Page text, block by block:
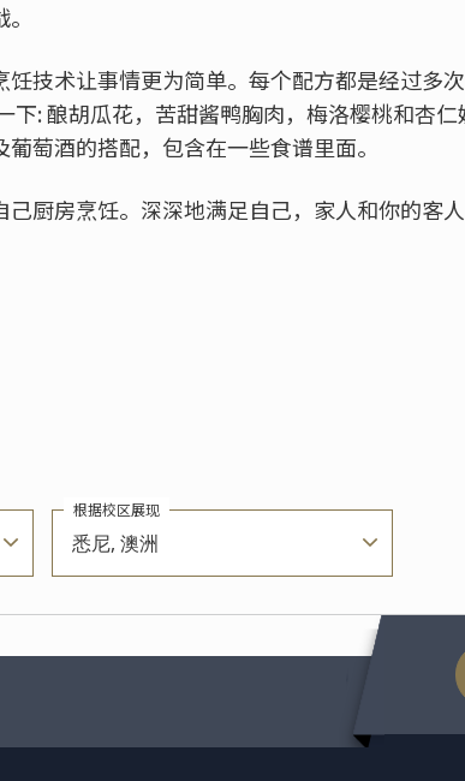
技术让事情更为简单。每个配方都是经过多
下: 酿胡瓜花，苦甜酱鸭胸肉，梅洛樱桃和杏
萄酒的搭配，包含在一些食谱里面。
厨房烹饪。深深地满足自己，家人和你的客
悉尼, 澳洲
根据校区展现